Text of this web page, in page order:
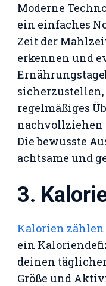
Moderne
ein einfaches
Zeit der
erkennen und
sicherzustellen,
regelmäßiges
nachvollziehen
Die bewusste
achtsame und
3.
Kalorien zählen
ein
deinen
Größe und